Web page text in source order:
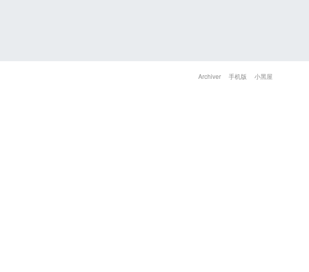
Archiver 手机版 小黑屋